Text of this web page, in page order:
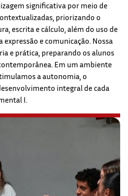
significativa por meio de
priorizando o
escrita e cálculo, além do uso de
e comunicação. Nossa
e prática, preparando os alunos
Em um ambiente
a autonomia, o
integral de cada
I.